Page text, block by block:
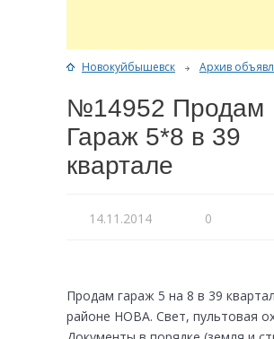
Новокуйбышевск Архив
№14952 Продам
Гараж 5*8 в 39
квартале
14.11.2014 0
Продам гараж 5 на 8 в 39
районе НОВА. Свет, пультовая